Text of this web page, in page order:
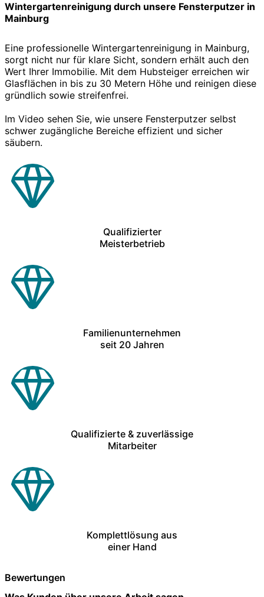
Wintergartenreinigung durch unsere Fensterputzer in
Mainburg
Eine professionelle Wintergartenreinigung in Mainburg,
sorgt nicht nur für klare Sicht, sondern erhält auch den
Wert Ihrer Immobilie. Mit dem Hubsteiger erreichen wir
Glasflächen in bis zu 30 Metern Höhe und reinigen diese
gründlich sowie streifenfrei.
Im Video sehen Sie, wie unsere Fensterputzer selbst
schwer zugängliche Bereiche effizient und sicher
säubern.
Qualifizierter
Meisterbetrieb
Familienunternehmen
seit 20 Jahren
Qualifizierte & zuverlässige
Mitarbeiter
Komplettlösung aus
einer Hand
Bewertungen